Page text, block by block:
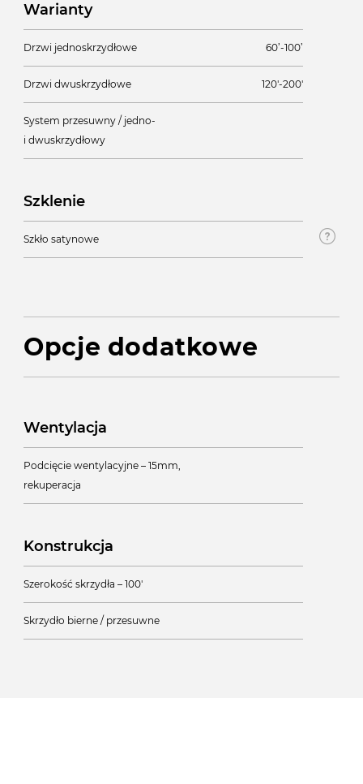
Warianty
Drzwi jednoskrzydłowe 60’-100’
Drzwi dwuskrzydłowe 120'-200'
System przesuwny / jedno-
i dwuskrzydłowy
Szklenie
Szkło satynowe
Opcje dodatkowe
Wentylacja
Podcięcie wentylacyjne – 15mm,
rekuperacja
Konstrukcja
Szerokość skrzydła – 100'
Skrzydło bierne / przesuwne